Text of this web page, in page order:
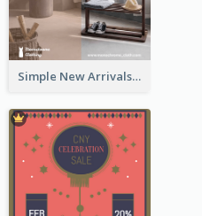
Simple New Arrivals Flyer For The Coming Year